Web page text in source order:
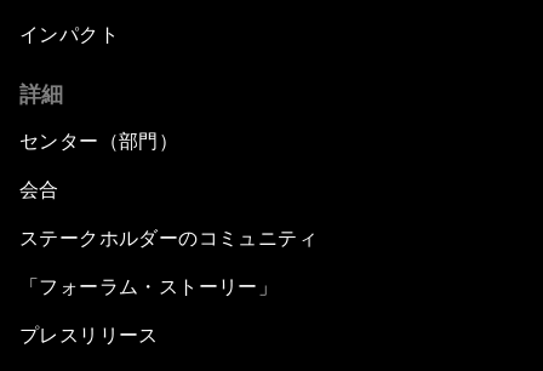
インパクト
詳細
センター（部門）
会合
ステークホルダーのコミュニティ
「フォーラム・ストーリー」
プレスリリース